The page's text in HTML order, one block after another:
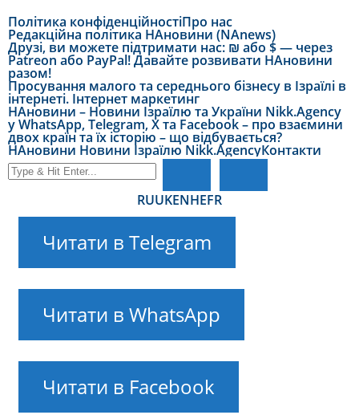
Політика конфіденційностіПро нас
Редакційна політика НАновини (NAnews)
Друзі, ви можете підтримати нас: ₪ або $ — через
Patreon або PayPal! Давайте розвивати НАновини
разом!
Просування малого та середнього бізнесу в Ізраїлі в
інтернеті. Інтернет маркетинг
НАновини – Новини Ізраїлю та України Nikk.Agency
у WhatsApp, Telegram, X та Facebook – про взаємини
двох країн та їх історію – що відбувається?
НАновини Новини Ізраїлю Nikk.AgencyКонтакти
RUUKENHEFR
Читати в Telegram
Читати в WhatsApp
Читати в Facebook